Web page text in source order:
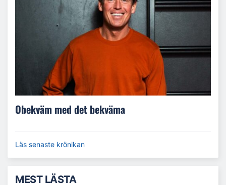
Obekväm med det bekväma
Läs senaste krönikan
MEST LÄSTA